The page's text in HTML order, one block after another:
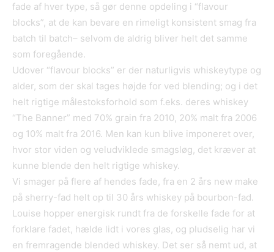
fade af hver type, så gør denne opdeling i “flavour
blocks”, at de kan bevare en rimeligt konsistent smag fra
batch til batch– selvom de aldrig bliver helt det samme
som foregående.
Udover “flavour blocks” er der naturligvis whiskeytype og
alder, som der skal tages højde for ved blending; og i det
helt rigtige målestoksforhold som f.eks. deres whiskey
“The Banner” med 70% grain fra 2010, 20% malt fra 2006
og 10% malt fra 2016. Men kan kun blive imponeret over,
hvor stor viden og veludviklede smagsløg, det kræver at
kunne blende den helt rigtige whiskey.
Vi smager på flere af hendes fade, fra en 2 års new make
på sherry-fad helt op til 30 års whiskey på bourbon-fad.
Louise hopper energisk rundt fra de forskelle fade for at
forklare fadet, hælde lidt i vores glas, og pludselig har vi
en fremragende blended whiskey. Det ser så nemt ud, at